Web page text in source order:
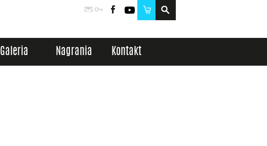
PocztaLogowanie
FacebookYouTube
Sklep
Galeria Nagrania Kontakt